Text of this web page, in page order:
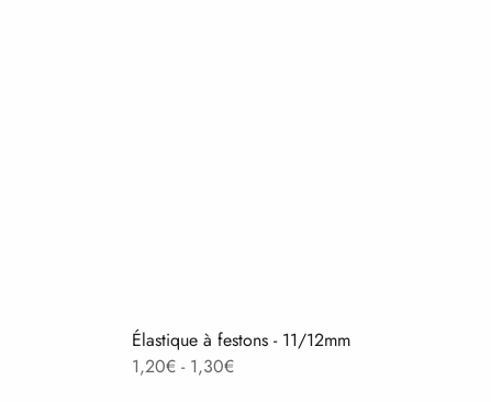
Élastique à festons - 11/12mm
1,20€ - 1,30€Gamme